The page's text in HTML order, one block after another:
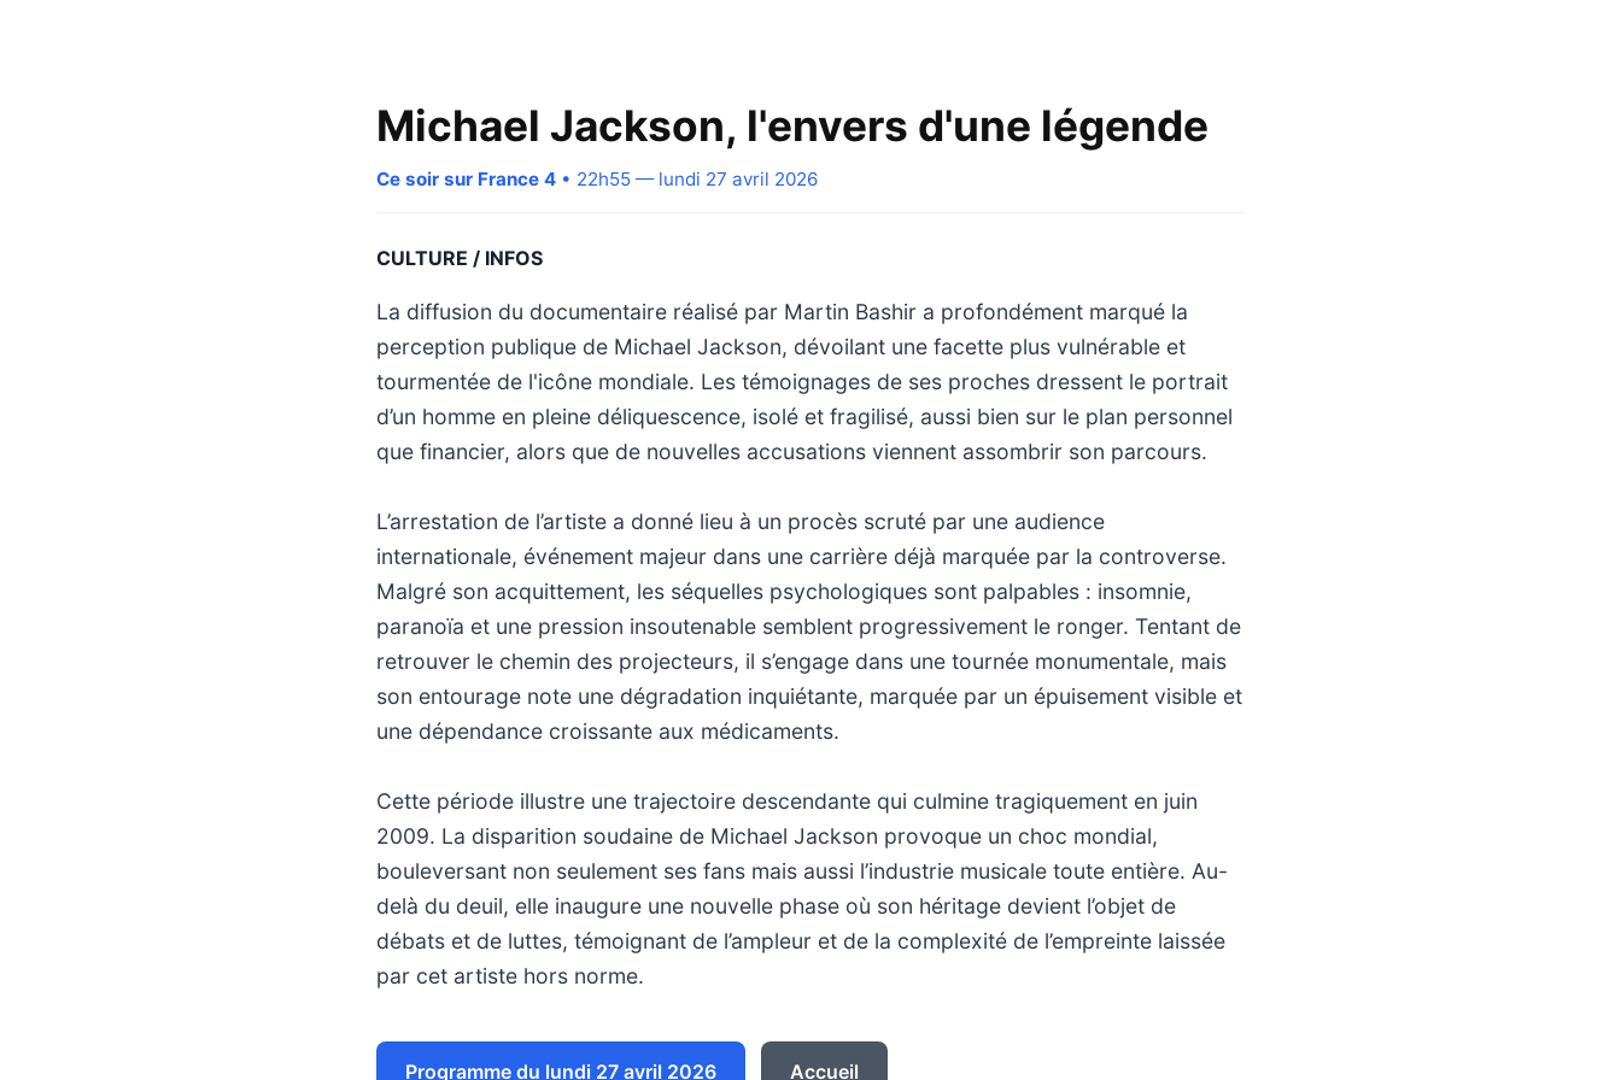
Michael Jackson, l'envers d'une légende
Ce soir sur France 4 • 22h55 — lundi 27 avril 2026
CULTURE / INFOS
La diffusion du documentaire réalisé par Martin Bashir a profondément marqué la
perception publique de Michael Jackson, dévoilant une facette plus vulnérable et
tourmentée de l'icône mondiale. Les témoignages de ses proches dressent le portrait
d’un homme en pleine déliquescence, isolé et fragilisé, aussi bien sur le plan personnel
que financier, alors que de nouvelles accusations viennent assombrir son parcours.
L’arrestation de l’artiste a donné lieu à un procès scruté par une audience
internationale, événement majeur dans une carrière déjà marquée par la controverse.
Malgré son acquittement, les séquelles psychologiques sont palpables : insomnie,
paranoïa et une pression insoutenable semblent progressivement le ronger. Tentant de
retrouver le chemin des projecteurs, il s’engage dans une tournée monumentale, mais
son entourage note une dégradation inquiétante, marquée par un épuisement visible et
une dépendance croissante aux médicaments.
Cette période illustre une trajectoire descendante qui culmine tragiquement en juin
2009. La disparition soudaine de Michael Jackson provoque un choc mondial,
bouleversant non seulement ses fans mais aussi l’industrie musicale toute entière. Au-
delà du deuil, elle inaugure une nouvelle phase où son héritage devient l’objet de
débats et de luttes, témoignant de l’ampleur et de la complexité de l’empreinte laissée
par cet artiste hors norme.
Programme du lundi 27 avril 2026 Accueil